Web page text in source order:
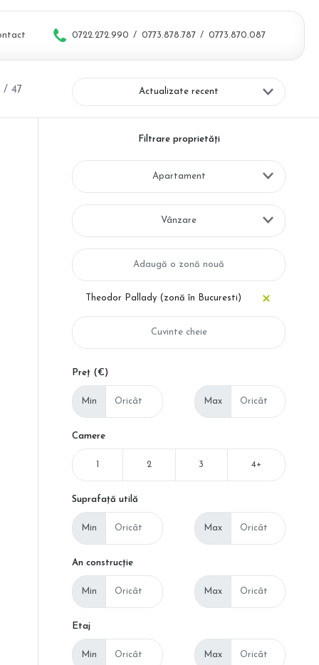
0722.272.990 / 0773.878.787 / 0773.870.087
/ 47 Actualizate recent
Filtrare proprietăți
Apartament
Vânzare
Theodor Pallady (zonă în Bucuresti)
Preț (€)
Min Max
Camere
1 2 3 4+
Suprafață utilă
Min Max
An construcție
Min Max
Etaj
Min Max